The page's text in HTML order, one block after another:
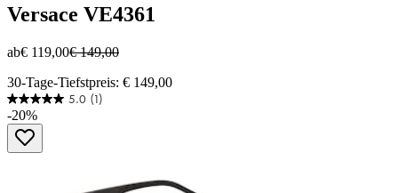
Versace VE4361
ab€ 119,00€ 149,00
30-Tage-Tiefstpreis: € 149,00
5.0 (1)
5.0
von
Sternen.
-20%